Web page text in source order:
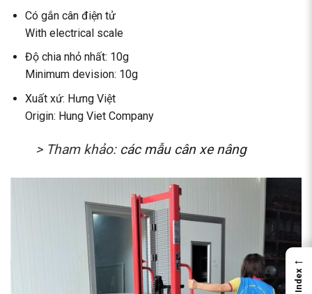
Có gắn cân điện tử
With electrical scale
Độ chia nhỏ nhất: 10g
Minimum devision: 10g
Xuất xứ: Hưng Việt
Origin: Hung Viet Company
> Tham khảo: các mẫu cân xe nâng
←
Index